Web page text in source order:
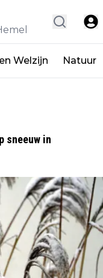
Welzijn Natuur
sneeuw in